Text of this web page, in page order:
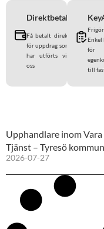
Direktbetalning
Få betalt direkt
för uppdrag som
har utförts via
oss
för
till
Upphandlare inom Vara
Tjänst – Tyresö kommun
2026-07-27